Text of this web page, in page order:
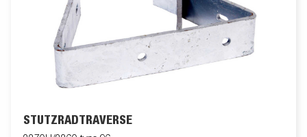
STÜTZRADTRAVERSE